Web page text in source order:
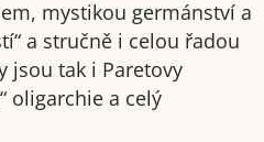
mystikou germánství a
a stručně i celou řadou
jsou tak i Paretovy
oligarchie a celý